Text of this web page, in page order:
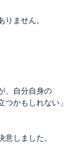
りません。
、自分自身の
つかもしれない」
意しました。